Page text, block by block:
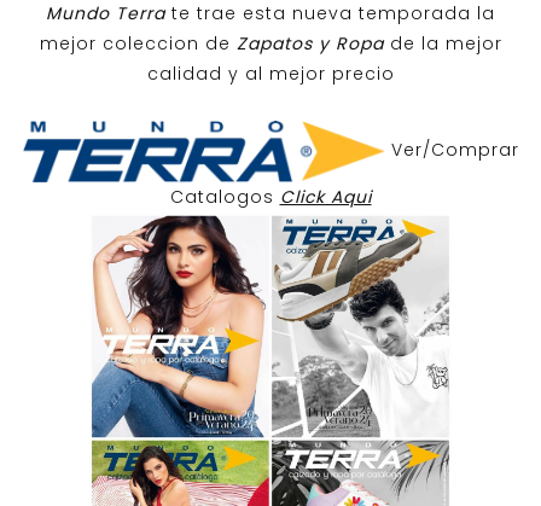
Mundo Terra te trae esta nueva temporada la
mejor coleccion de Zapatos y Ropa de la mejor
calidad y al mejor precio
Ver/Comprar
Catalogos Click Aqui